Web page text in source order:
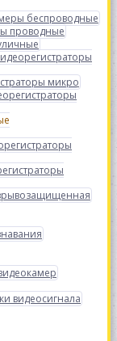
беспроводные
проводные
микро
видеосигнала